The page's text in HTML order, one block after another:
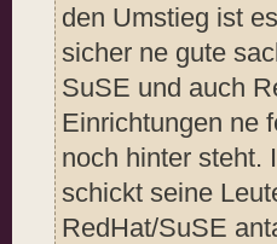
den Umstieg ist
sicher ne gute
SuSE und auch
Einrichtungen ne
noch hinter steht.
schickt seine
RedHat/SuSE